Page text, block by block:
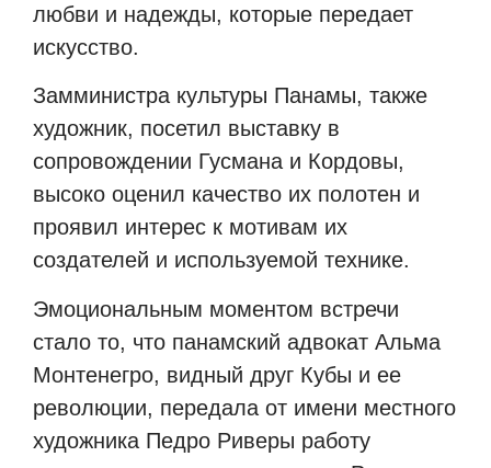
любви и надежды, которые передает
искусство.
Замминистра культуры Панамы, также
художник, посетил выставку в
сопровождении Гусмана и Кордовы,
высоко оценил качество их полотен и
проявил интерес к мотивам их
создателей и используемой технике.
Эмоциональным моментом встречи
стало то, что панамский адвокат Альма
Монтенегро, видный друг Кубы и ее
революции, передала от имени местного
художника Педро Риверы работу